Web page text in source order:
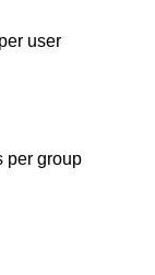
user
per group